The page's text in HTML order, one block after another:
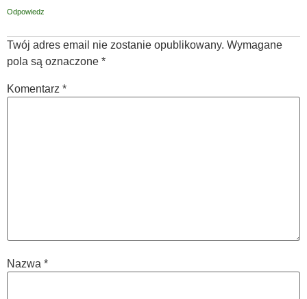
Odpowiedz
Twój adres email nie zostanie opublikowany. Wymagane
pola są oznaczone *
Komentarz *
Nazwa *